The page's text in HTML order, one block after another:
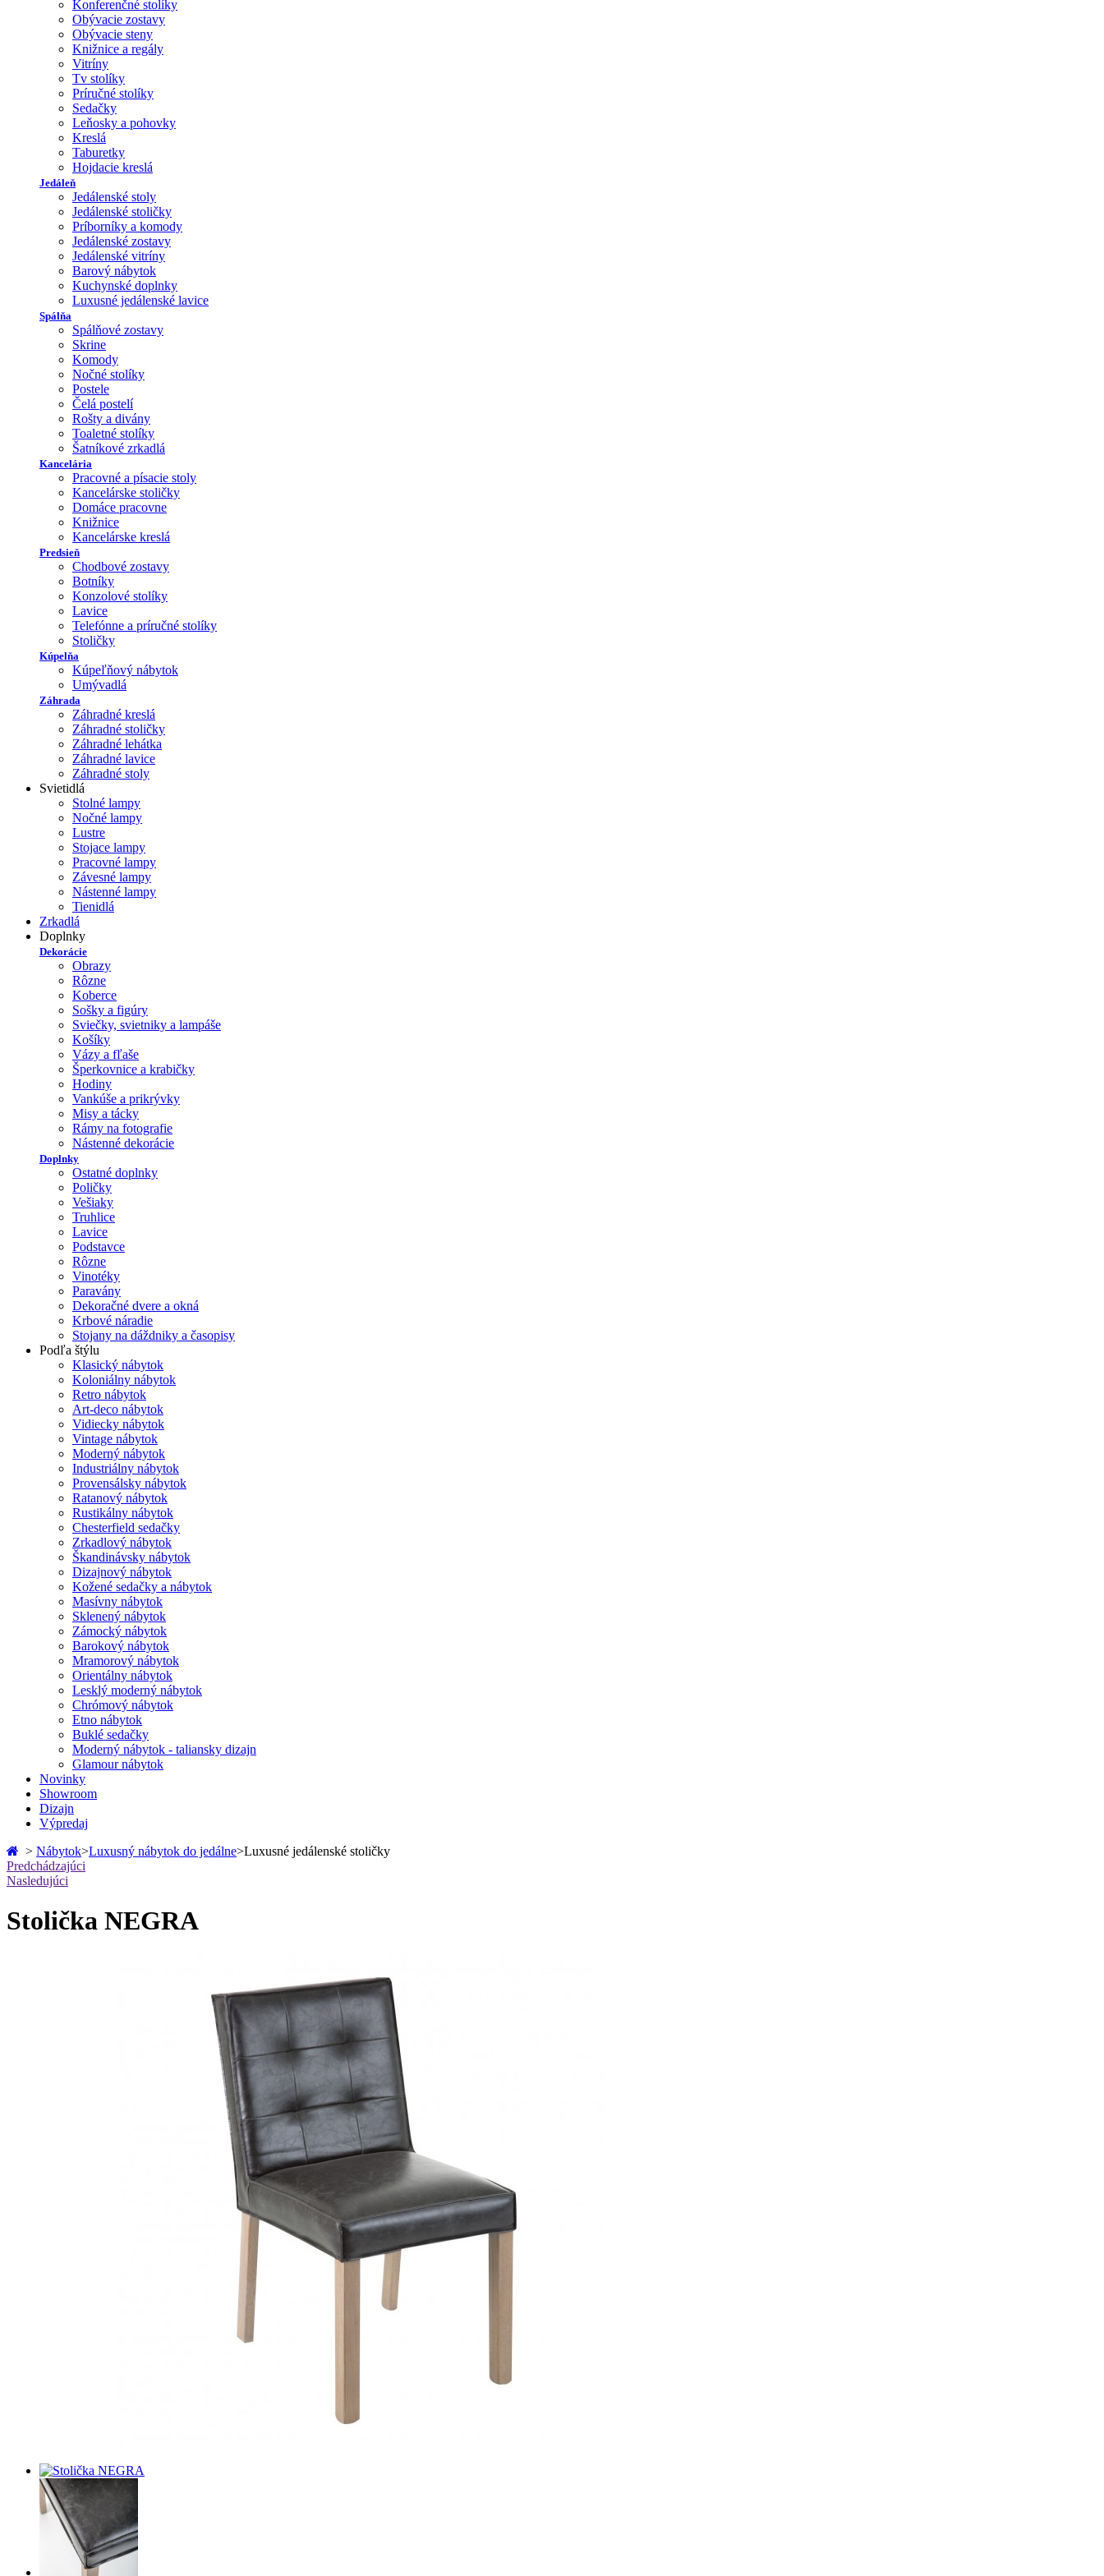
Konferenčné stolíky
Obývacie zostavy
Obývacie steny
Knižnice a regály
Vitríny
Tv stolíky
Príručné stolíky
Sedačky
Leňosky a pohovky
Kreslá
Taburetky
Hojdacie kreslá
Jedáleň
Jedálenské stoly
Jedálenské stoličky
Príborníky a komody
Jedálenské zostavy
Jedálenské vitríny
Barový nábytok
Kuchynské doplnky
Luxusné jedálenské lavice
Spálňa
Spálňové zostavy
Skrine
Komody
Nočné stolíky
Postele
Čelá postelí
Rošty a divány
Toaletné stolíky
Šatníkové zrkadlá
Kancelária
Pracovné a písacie stoly
Kancelárske stoličky
Domáce pracovne
Knižnice
Kancelárske kreslá
Predsieň
Chodbové zostavy
Botníky
Konzolové stolíky
Lavice
Telefónne a príručné stolíky
Stoličky
Kúpelňa
Kúpeľňový nábytok
Umývadlá
Záhrada
Záhradné kreslá
Záhradné stoličky
Záhradné lehátka
Záhradné lavice
Záhradné stoly
Svietidlá
Stolné lampy
Nočné lampy
Lustre
Stojace lampy
Pracovné lampy
Závesné lampy
Nástenné lampy
Tienidlá
Zrkadlá
Doplnky
Dekorácie
Obrazy
Rôzne
Koberce
Sošky a figúry
Sviečky, svietniky a lampáše
Košíky
Vázy a fľaše
Šperkovnice a krabičky
Hodiny
Vankúše a prikrývky
Misy a tácky
Rámy na fotografie
Nástenné dekorácie
Doplnky
Ostatné doplnky
Poličky
Vešiaky
Truhlice
Lavice
Podstavce
Rôzne
Vinotéky
Paravány
Dekoračné dvere a okná
Krbové náradie
Stojany na dáždniky a časopisy
Podľa štýlu
Klasický nábytok
Koloniálny nábytok
Retro nábytok
Art-deco nábytok
Vidiecky nábytok
Vintage nábytok
Moderný nábytok
Industriálny nábytok
Provensálsky nábytok
Ratanový nábytok
Rustikálny nábytok
Chesterfield sedačky
Zrkadlový nábytok
Škandinávsky nábytok
Dizajnový nábytok
Kožené sedačky a nábytok
Masívny nábytok
Sklenený nábytok
Zámocký nábytok
Barokový nábytok
Mramorový nábytok
Orientálny nábytok
Lesklý moderný nábytok
Chrómový nábytok
Etno nábytok
Buklé sedačky
Moderný nábytok - taliansky dizajn
Glamour nábytok
Novinky
Showroom
Dizajn
Výpredaj
> Nábytok>Luxusný nábytok do jedálne>Luxusné jedálenské stoličky
Predchádzajúci
Nasledujúci
Stolička NEGRA